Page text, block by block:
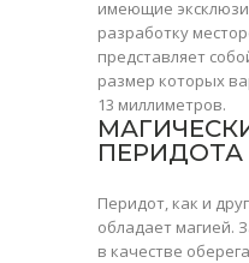
имеющие
разработку
представляет
размер которых
13 миллиметров.
ПЕРИДОТА
Перидот, как и
обладает магией.
в качестве